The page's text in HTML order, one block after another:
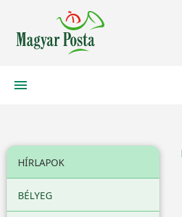
HÍRLAPOK
BÉLYEG